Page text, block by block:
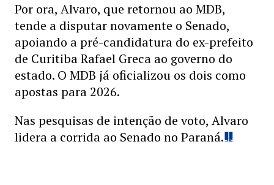
Por ora, Alvaro, que retornou ao MDB,
tende a disputar novamente o Senado,
apoiando a pré-candidatura do ex-prefeito
de Curitiba Rafael Greca ao governo do
estado. O MDB já oficializou os dois como
apostas para 2026.
Nas pesquisas de intenção de voto, Alvaro
lidera a corrida ao Senado no Paraná.